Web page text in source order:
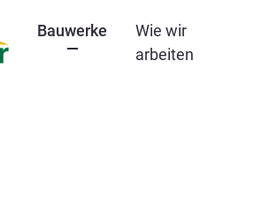
Bauwerke
Wie wir
arbeiten